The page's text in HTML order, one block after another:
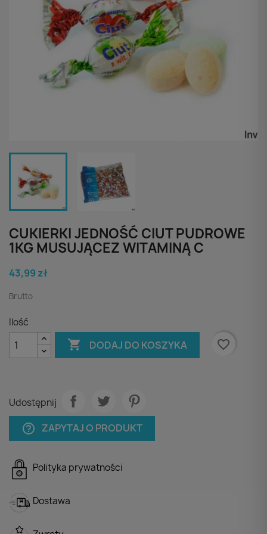
CUKIERKI JEDNOŚĆ CIUT PUDROWE
1KG MUSUJĄCEZ WITAMINĄ C
43,99 zł
Brutto
Ilość
 DODAJ DO KOSZYKA favorite_border
Udostępnij
help_outline ZAPYTAJ O PRODUKT
Polityka prywatności
Dostawa